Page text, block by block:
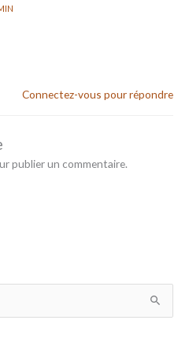
Connectez-vous pour répondre
publier un commentaire.